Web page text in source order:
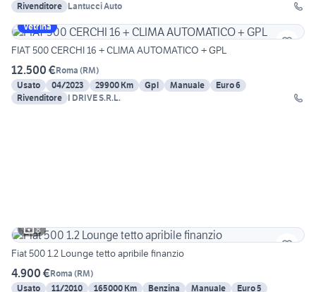
Rivenditore Lantucci Auto
Vetrina
FIAT 500 CERCHI 16 + CLIMA AUTOMATICO + GPL
12.500 €Roma (RM)
Usato
04/2023 29900 Km Gpl Manuale
Euro 6
Rivenditore I DRIVE S.R.L.
8
Fiat 500 1.2 Lounge tetto apribile finanzio
4.900 €Roma (RM)
Usato
11/2010 165000 Km Benzina Manuale
Euro 5